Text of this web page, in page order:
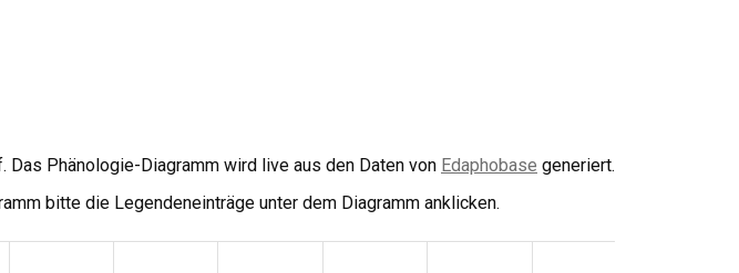
Phänologie-Diagramm wird live aus den Daten von Edaphobase generiert.
bitte die Legendeneinträge unter dem Diagramm anklicken.